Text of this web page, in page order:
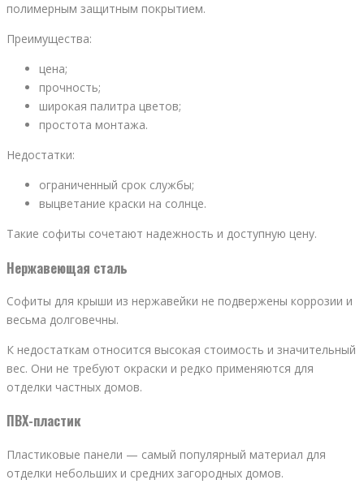
полимерным защитным покрытием.
Преимущества:
цена;
прочность;
широкая палитра цветов;
простота монтажа.
Недостатки:
ограниченный срок службы;
выцветание краски на солнце.
Такие софиты сочетают надежность и доступную цену.
Нержавеющая сталь
Софиты для крыши из нержавейки не подвержены коррозии и
весьма долговечны.
К недостаткам относится высокая стоимость и значительный
вес. Они не требуют окраски и редко применяются для
отделки частных домов.
ПВХ-пластик
Пластиковые панели — самый популярный материал для
отделки небольших и средних загородных домов.